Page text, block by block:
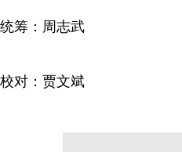
统筹：周志武
校对：贾文斌